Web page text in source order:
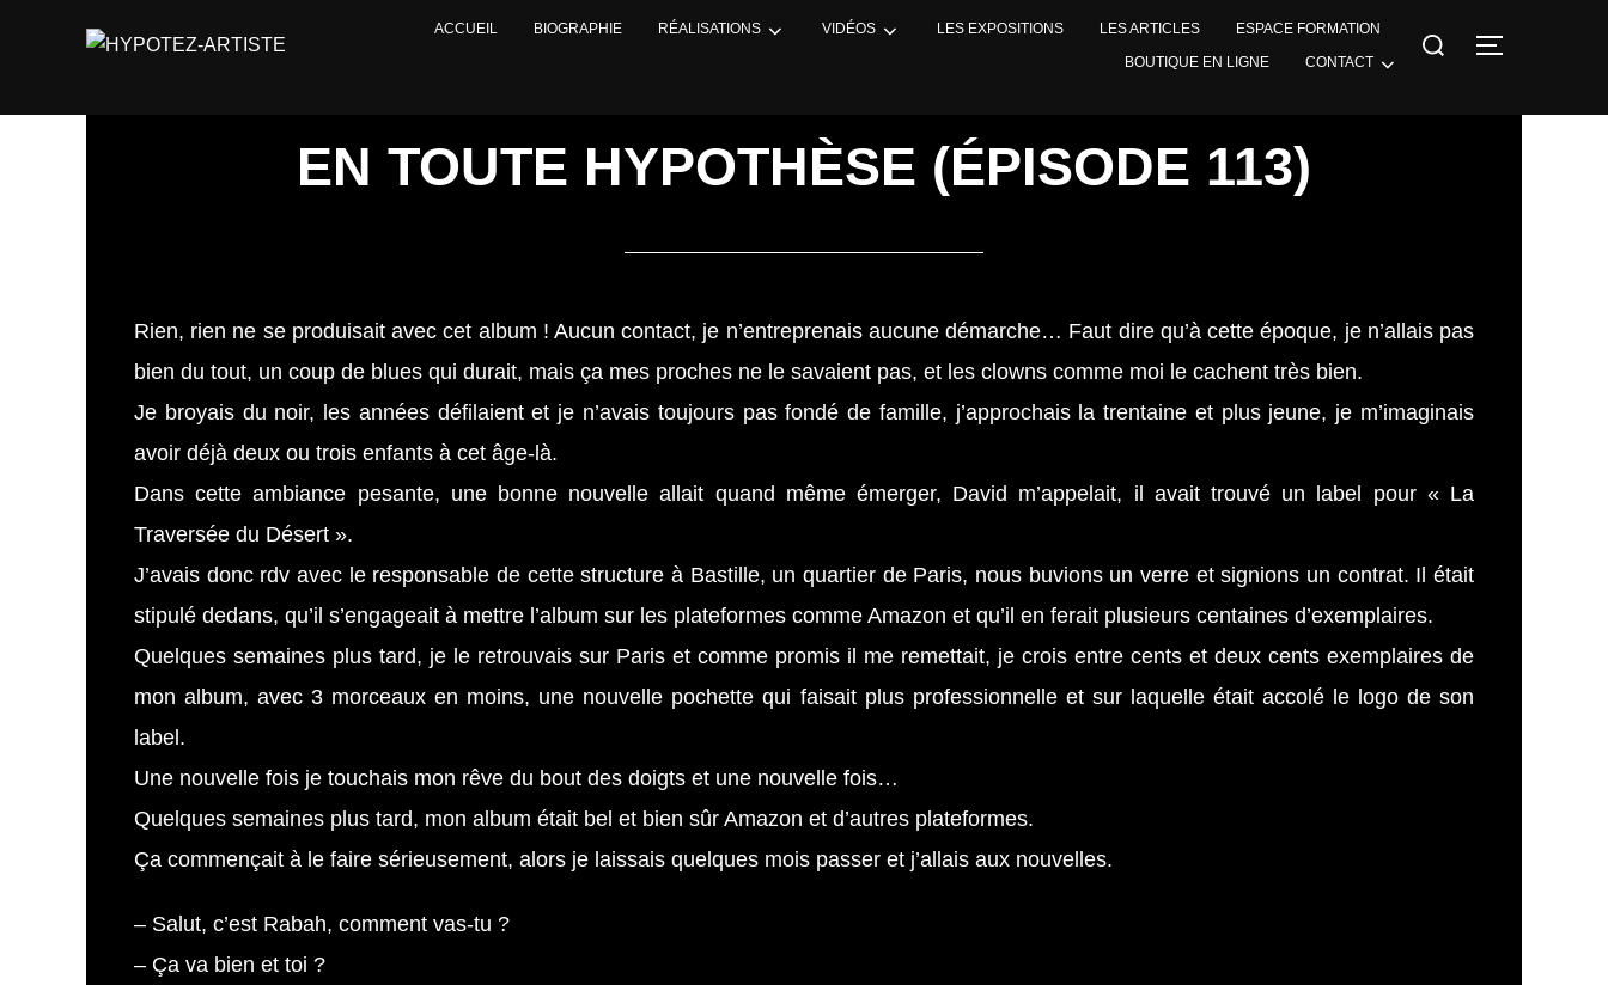
ACCUEIL BIOGRAPHIE RÉALISATIONS VIDÉOS LES EXPOSITIONS LES ARTICLES
ESPACE FORMATION
BOUTIQUE EN LIGNE
CONTACT
EN TOUTE HYPOTHÈSE (ÉPISODE 113)
Rien, rien ne se produisait avec cet album ! Aucun contact, je n’entreprenais aucune démarche… Faut dire qu’à cette époque, je n’allais pas
bien du tout, un coup de blues qui durait, mais ça mes proches ne le savaient pas, et les clowns comme moi le cachent très bien.
Je broyais du noir, les années défilaient et je n’avais toujours pas fondé de famille, j’approchais la trentaine et plus jeune, je m’imaginais
avoir déjà deux ou trois enfants à cet âge-là.
Dans cette ambiance pesante, une bonne nouvelle allait quand même émerger, David m’appelait, il avait trouvé un label pour « La
Traversée du Désert ».
J’avais donc rdv avec le responsable de cette structure à Bastille, un quartier de Paris, nous buvions un verre et signions un contrat. Il était
stipulé dedans, qu’il s’engageait à mettre l’album sur les plateformes comme Amazon et qu’il en ferait plusieurs centaines d’exemplaires.
Quelques semaines plus tard, je le retrouvais sur Paris et comme promis il me remettait, je crois entre cents et deux cents exemplaires de
mon album, avec 3 morceaux en moins, une nouvelle pochette qui faisait plus professionnelle et sur laquelle était accolé le logo de son
label.
Une nouvelle fois je touchais mon rêve du bout des doigts et une nouvelle fois…
Quelques semaines plus tard, mon album était bel et bien sûr Amazon et d’autres plateformes.
Ça commençait à le faire sérieusement, alors je laissais quelques mois passer et j’allais aux nouvelles.
– Salut, c’est Rabah, comment vas-tu ?
– Ça va bien et toi ?